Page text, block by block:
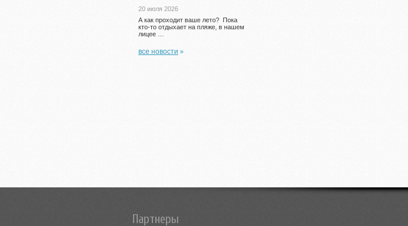
20 июля 2026
А как проходит ваше лето? Пока
кто-то отдыхает на пляже, в нашем
лицее …
все новости »
Партнеры